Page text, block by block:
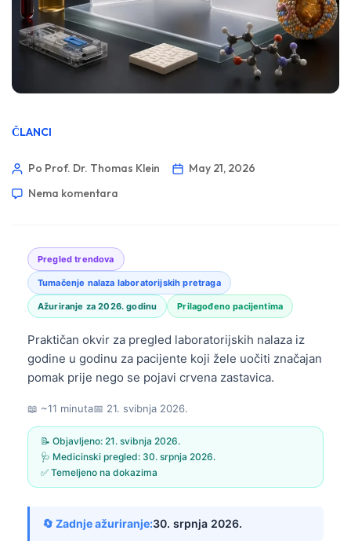
ČLANCI
Po Prof. Dr. Thomas Klein
May 21, 2026
Nema komentara
Pregled trendova
Tumačenje nalaza laboratorijskih pretraga
Ažuriranje za 2026. godinu Prilagođeno pacijentima
Praktičan okvir za pregled laboratorijskih nalaza iz
godine u godinu za pacijente koji žele uočiti značajan
pomak prije nego se pojavi crvena zastavica.
📖 ~11 minuta📅 21. svibnja 2026.
📝 Objavljeno: 21. svibnja 2026.
🩺 Medicinski pregled: 30. srpnja 2026.
✅ Temeljeno na dokazima
🔄 Zadnje ažuriranje:30. srpnja 2026.